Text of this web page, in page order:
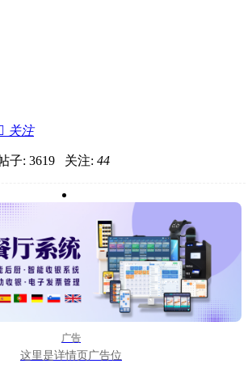
关注
子: 3619 关注: 44
广告
这里是详情页广告位